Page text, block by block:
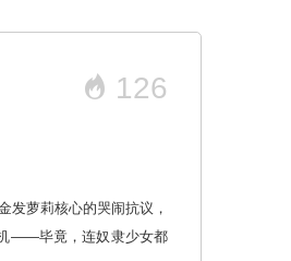
126
发萝莉核心的哭闹抗议，
——毕竟，连奴隶少女都